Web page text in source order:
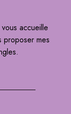
accueille
proposer mes